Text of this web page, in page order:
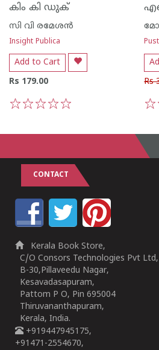
കിം കി ഡുക്
സി വി രമേശന്‍
Insight Publica
Add to Cart
Rs 179.00
Rs
CONTACT
Kerala Book Store,
C/O Consors Technologies Pvt Ltd,
B-30,Pillaveedu Nagar,
Kesavadasapuram,
Pattom P O, Pin 695004
Thiruvananthapuram,
Kerala, India.
+919447945175,
+91471-2554670,